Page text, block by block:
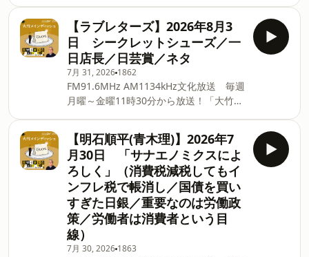
方は番組フォローをお願いします！ ■長
野智子アップデート ポッドキャスト配
信開始！！長野智子アップデート ニュ
ースアップデート（有識者を迎えニュー
スを読み解く） ▼PodcastQR ⁠⁠⁠⁠⁠⁠⁠⁠⁠⁠⁠⁠⁠⁠⁠⁠⁠⁠⁠⁠⁠⁠⁠⁠⁠⁠⁠⁠⁠⁠⁠⁠⁠⁠⁠⁠⁠⁠⁠⁠⁠⁠⁠⁠⁠⁠⁠⁠⁠⁠⁠⁠⁠⁠⁠⁠⁠⁠⁠⁠⁠⁠⁠⁠⁠⁠⁠⁠⁠⁠⁠⁠⁠⁠⁠⁠⁠⁠⁠⁠⁠⁠⁠⁠⁠⁠⁠⁠⁠⁠⁠⁠⁠⁠⁠⁠⁠⁠⁠⁠⁠⁠⁠⁠⁠⁠⁠⁠⁠⁠⁠⁠⁠⁠⁠⁠
ンを飾るゲストが登場！ 大竹まこと＆各
パートナーがお客様のトークを料理しま
す。 毎週木曜日は世の中のギモンに答え
るレポートのコーナー。 どんなことでも
楽しく解決します！ ■ApplePodcast、
Spotify、AmazonMusicなどをご利用の
方は番組フォローをお願いします！ ■長
野智子アップデート ポッドキャスト配
信開始！！長野智子アップデート ニュ
ースアップデート（有識者を迎えニュー
スを読み解く） ▼PodcastQR ⁠⁠⁠⁠⁠⁠⁠⁠⁠⁠⁠⁠⁠⁠⁠⁠⁠⁠⁠⁠⁠⁠⁠⁠⁠⁠⁠⁠⁠⁠⁠⁠⁠⁠⁠⁠⁠⁠⁠⁠⁠⁠⁠⁠⁠⁠⁠⁠⁠⁠⁠⁠⁠⁠⁠⁠⁠⁠⁠⁠⁠⁠⁠⁠⁠⁠⁠⁠⁠⁠⁠⁠⁠⁠⁠⁠⁠⁠⁠⁠⁠⁠⁠⁠⁠⁠⁠⁠⁠⁠⁠⁠⁠⁠⁠⁠⁠⁠⁠⁠⁠⁠⁠⁠⁠⁠⁠⁠⁠⁠⁠⁠⁠⁠⁠⁠
【ラブレターズ】2026年8月3
日 シークレットシューズ／一
日店長／日芸賞／ネタ
7月 31, 2026 1862
FM91.6MHz AM1134kHz文化放送 毎週
月曜～金曜11時30分から放送！「大竹ま
ンを飾るゲストが登場！ 大竹まこと＆各
パートナーがお客様のトークを料理しま
す。 毎週木曜日は世の中のギモンに答え
るレポートのコーナー。 どんなことでも
楽しく解決します！ ■ApplePodcast、
Spotify、AmazonMusicなどをご利用の
方は番組フォローをお願いします！ ■長
野智子アップデート ポッドキャスト配
信開始！！長野智子アップデート ニュ
【明石順平(青木理)】2026年7
月30日 「サナエノミクスによ
ろしく」（消費税減税してもイ
ンフレ税で帳消し／国債を買い
すぎた日銀／重要なのは労働政
策／労働者は消費者という目
線）
7月 30, 2026 1863